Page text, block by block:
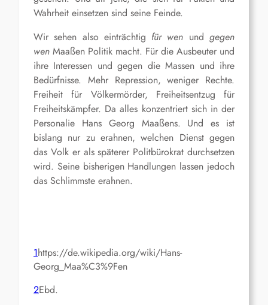
Wahrheit einsetzen sind seine Feinde.
Wir sehen also einträchtig für wen undgegen
wen Maaßen Politik macht. Für die Ausbeuter und
ihre Interessen und gegen die Massen und ihre
Bedürfnisse. Mehr Repression, weniger Rechte.
Freiheit für Völkermörder, Freiheitsentzug für
Freiheitskämpfer. Da alles konzentriert sich in der
Personalie Hans Georg Maaßens. Und es ist
bislang nur zu erahnen, welchen Dienst gegen
das Volk er als späterer Politbürokrat durchsetzen
wird. Seine bisherigen Handlungen lassen jedoch
das Schlimmste erahnen.
1https://de.wikipedia.org/wiki/Hans-
Georg_Maa%C3%9Fen
2Ebd.